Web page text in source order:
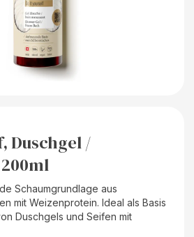
Duschgel /
Schaumgrundlage aus
mit Weizenprotein. Ideal als Basis
Duschgels und Seifen mit